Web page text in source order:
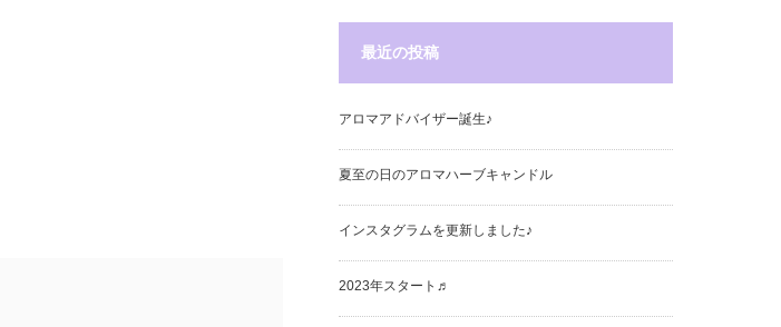
最近の投稿
アロマアドバイザー誕生♪
夏至の日のアロマハーブキャンドル
インスタグラムを更新しました♪
2023年スタート♬